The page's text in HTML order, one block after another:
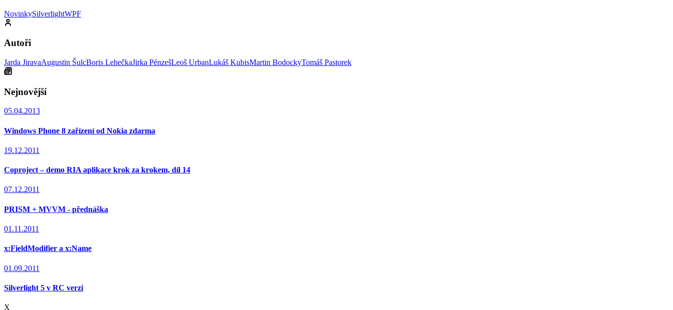
NovinkySilverlightWPF
Autoři
Jarda JiravaAugustin ŠulcBoris LehečkaJirka PénzešLeoš UrbanLukáš KubisMartin BodockyTomáš Pastorek
Nejnovější
05.04.2013
Windows Phone 8 zařízení od Nokia zdarma
19.12.2011
Coproject – demo RIA aplikace krok za krokem, díl 14
07.12.2011
PRISM + MVVM - přednáška
01.11.2011
x:FieldModifier a x:Name
01.09.2011
Silverlight 5 v RC verzi
X